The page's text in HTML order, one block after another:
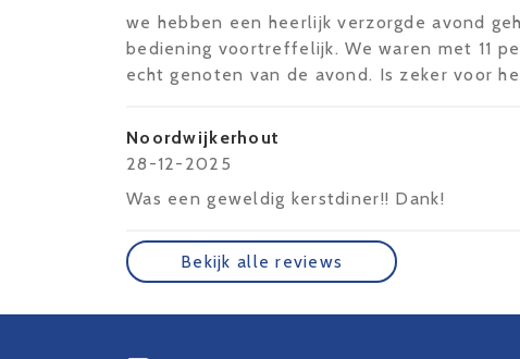
we hebben een heerlijk verzorgde avond
bediening voortreffelijk. We waren met 11
echt genoten van de avond. Is zeker voor
Noordwijkerhout
28-12-2025
Was een geweldig kerstdiner!! Dank!
Bekijk alle reviews